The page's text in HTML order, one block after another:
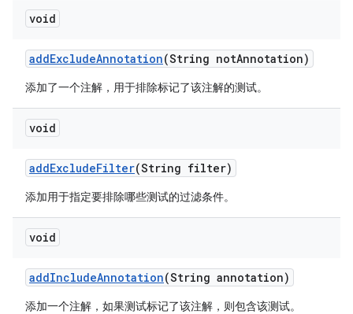
void
addExcludeAnnotation(String notAnnotation)
添加了一个注解，用于排除标记了该注解的测试。
void
addExcludeFilter(String filter)
添加用于指定要排除哪些测试的过滤条件。
void
addIncludeAnnotation(String annotation)
添加一个注解，如果测试标记了该注解，则包含该测试。